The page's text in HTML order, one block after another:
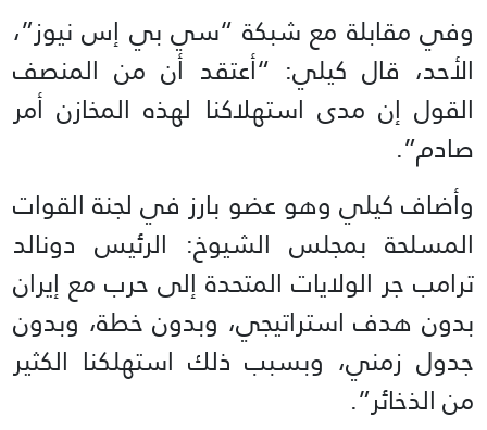
وفي مقابلة مع شبكة “سي بي إس نيوز”،
الأحد، قال كيلي: “أعتقد أن من المنصف
القول إن مدى استهلاكنا لهذه المخازن أمر
صادم”.
وأضاف كيلي وهو عضو بارز في لجنة القوات
المسلحة بمجلس الشيوخ: الرئيس دونالد
ترامب جر الولايات المتحدة إلى حرب مع إيران
بدون هدف استراتيجي، وبدون خطة، وبدون
جدول زمني، وبسبب ذلك استهلكنا الكثير
من الذخائر”.